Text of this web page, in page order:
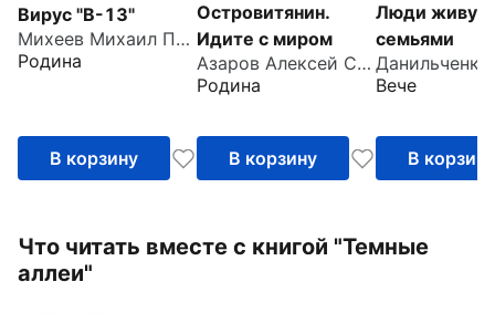
Вирус "В-13"
Михеев Михаил Петрович
Родина
В корзину
Островитянин.
Идите с миром
Азаров Алексей Сергеевич
Родина
В корзину
Люди живут
семьями
Вече
В корзину
Что читать вместе с книгой "Темные
аллеи"